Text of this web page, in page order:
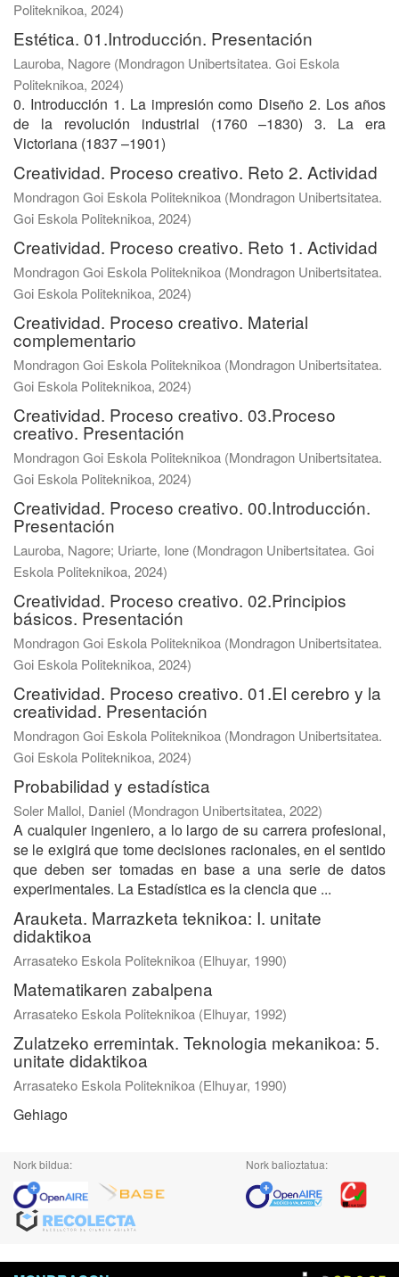
Politeknikoa, 2024)
Estética. 01.Introducción. Presentación
Lauroba, Nagore (Mondragon Unibertsitatea. Goi Eskola
Politeknikoa, 2024)
0. Introducción 1. La impresión como Diseño 2. Los años
de la revolución industrial (1760 –1830) 3. La era
Victoriana (1837 –1901)
Creatividad. Proceso creativo. Reto 2. Actividad
Mondragon Goi Eskola Politeknikoa (Mondragon Unibertsitatea.
Goi Eskola Politeknikoa, 2024)
Creatividad. Proceso creativo. Reto 1. Actividad
Mondragon Goi Eskola Politeknikoa (Mondragon Unibertsitatea.
Goi Eskola Politeknikoa, 2024)
Creatividad. Proceso creativo. Material
complementario
Mondragon Goi Eskola Politeknikoa (Mondragon Unibertsitatea.
Goi Eskola Politeknikoa, 2024)
Creatividad. Proceso creativo. 03.Proceso
creativo. Presentación
Mondragon Goi Eskola Politeknikoa (Mondragon Unibertsitatea.
Goi Eskola Politeknikoa, 2024)
Creatividad. Proceso creativo. 00.Introducción.
Presentación
Lauroba, Nagore; Uriarte, Ione (Mondragon Unibertsitatea. Goi
Eskola Politeknikoa, 2024)
Creatividad. Proceso creativo. 02.Principios
básicos. Presentación
Mondragon Goi Eskola Politeknikoa (Mondragon Unibertsitatea.
Goi Eskola Politeknikoa, 2024)
Creatividad. Proceso creativo. 01.El cerebro y la
creatividad. Presentación
Mondragon Goi Eskola Politeknikoa (Mondragon Unibertsitatea.
Goi Eskola Politeknikoa, 2024)
Probabilidad y estadística
Soler Mallol, Daniel (Mondragon Unibertsitatea, 2022)
A cualquier ingeniero, a lo largo de su carrera profesional,
se le exigirá que tome decisiones racionales, en el sentido
que deben ser tomadas en base a una serie de datos
experimentales. La Estadística es la ciencia que ...
Arauketa. Marrazketa teknikoa: I. unitate
didaktikoa
Arrasateko Eskola Politeknikoa (Elhuyar, 1990)
Matematikaren zabalpena
Arrasateko Eskola Politeknikoa (Elhuyar, 1992)
Zulatzeko erremintak. Teknologia mekanikoa: 5.
unitate didaktikoa
Arrasateko Eskola Politeknikoa (Elhuyar, 1990)
Gehiago
Nork bildua: Nork balioztatua: